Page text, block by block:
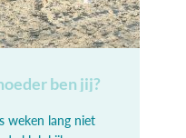
ben jij?
weken lang niet